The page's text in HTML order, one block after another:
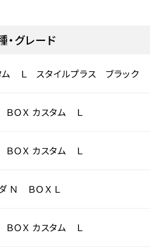
・グレード
ム Ｌ スタイルプラス ブラック
ＯＸ カスタム Ｌ
ＯＸ カスタム Ｌ
Ｎ ＢＯＸ Ｌ
ＯＸ カスタム Ｌ